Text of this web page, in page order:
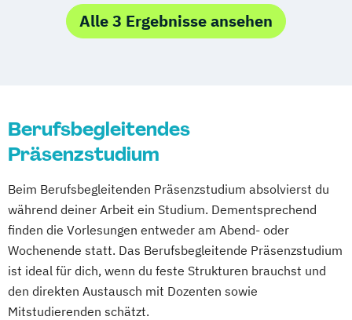
Innovation
Product & Engineering Management
Alle 3 Ergebnisse ansehen
Berufsbegleitendes
Präsenzstudium
Beim Berufsbegleitenden Präsenzstudium absolvierst du
während deiner Arbeit ein Studium. Dementsprechend
finden die Vorlesungen entweder am Abend- oder
Wochenende statt. Das Berufsbegleitende Präsenzstudium
ist ideal für dich, wenn du feste Strukturen brauchst und
den direkten Austausch mit Dozenten sowie
Mitstudierenden schätzt.